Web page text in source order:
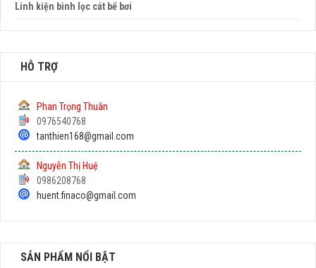
Linh kiện bình lọc cát bể bơi
HỖ TRỢ
Phan Trọng Thuân
0976540768
tanthien168@gmail.com
Nguyễn Thị Huệ
0986208768
huent.finaco@gmail.com
SẢN PHẨM NỔI BẬT